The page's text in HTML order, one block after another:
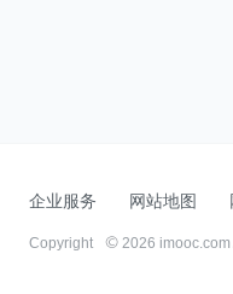
企业服务 网站地图
Copyright 2026 imooc.com